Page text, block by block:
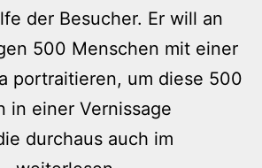
der Besucher. Er will an
500 Menschen mit einer
portraitieren, um diese 500
in einer Vernissage
durchaus auch im